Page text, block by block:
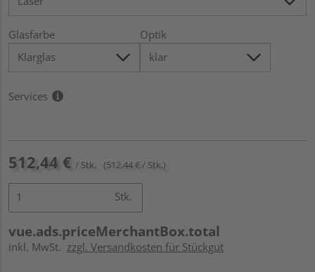
Glasfarbe Optik
Services
512,44 € / Stk. (512,44 € / Stk.)
Stk.
vue.ads.priceMerchantBox.total
inkl. MwSt. zzgl. Versandkosten für Stückgut